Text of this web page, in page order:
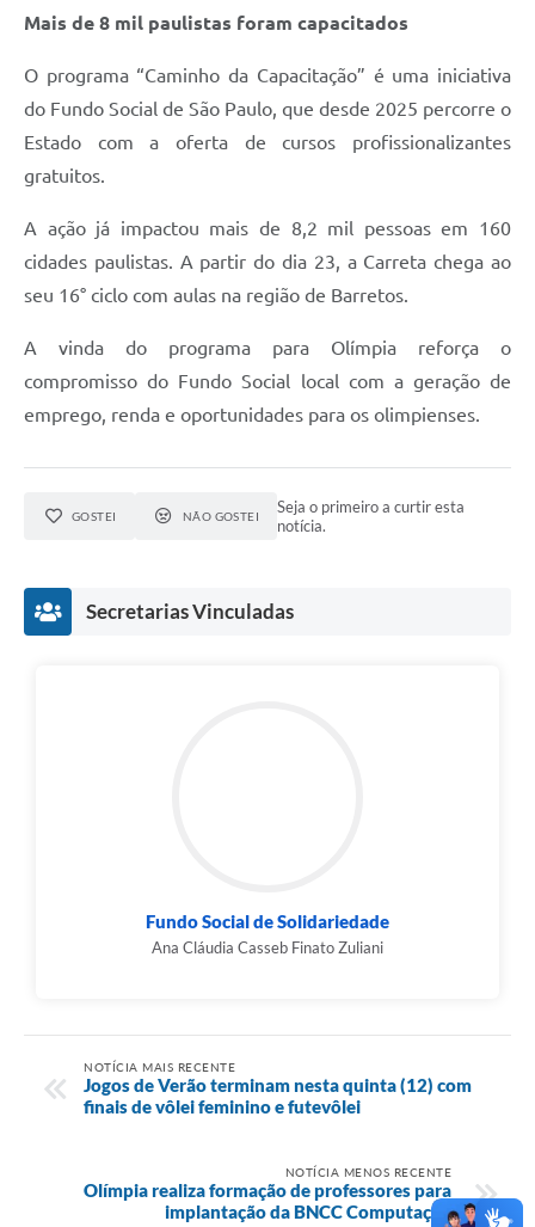
Mais de 8 mil paulistas foram capacitados
O programa “Caminho da Capacitação” é uma iniciativa
do Fundo Social de São Paulo, que desde 2025 percorre o
Estado com a oferta de cursos profissionalizantes
gratuitos.
A ação já impactou mais de 8,2 mil pessoas em 160
cidades paulistas. A partir do dia 23, a Carreta chega ao
seu 16° ciclo com aulas na região de Barretos.
A vinda do programa para Olímpia reforça o
compromisso do Fundo Social local com a geração de
emprego, renda e oportunidades para os olimpienses.
GOSTEI NÃO GOSTEI
Seja o primeiro a curtir esta
notícia.
Secretarias Vinculadas
Fundo Social de Solidariedade
Ana Cláudia Casseb Finato Zuliani
NOTÍCIA MAIS RECENTE
Jogos de Verão terminam nesta quinta (12) com
finais de vôlei feminino e futevôlei
NOTÍCIA MENOS RECENTE
Olímpia realiza formação de professores para
implantação da BNCC Computação